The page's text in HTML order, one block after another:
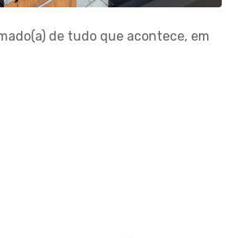
de tudo que acontece, em